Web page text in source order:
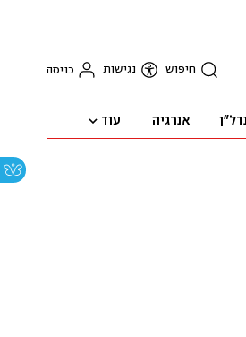
חיפוש נגישות כניסה
נדל"ן אנרגיה עוד